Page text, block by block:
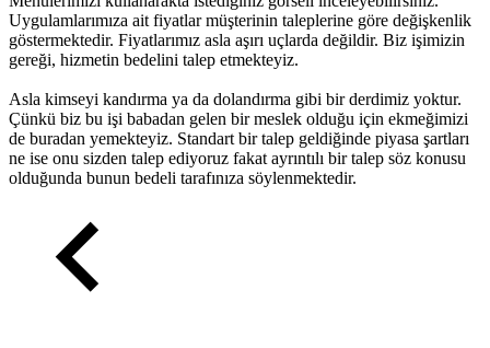
Uygulamlarımıza ait fiyatlar müşterinin taleplerine göre değişkenlik
göstermektedir. Fiyatlarımız asla aşırı uçlarda değildir. Biz işimizin
gereği, hizmetin bedelini talep etmekteyiz.
Asla kimseyi kandırma ya da dolandırma gibi bir derdimiz yoktur.
Çünkü biz bu işi babadan gelen bir meslek olduğu için ekmeğimizi
de buradan yemekteyiz. Standart bir talep geldiğinde piyasa şartları
ne ise onu sizden talep ediyoruz fakat ayrıntılı bir talep söz konusu
olduğunda bunun bedeli tarafınıza söylenmektedir.